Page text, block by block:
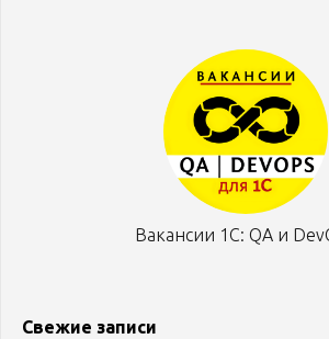
Вакансии 1С: QA и
Свежие записи